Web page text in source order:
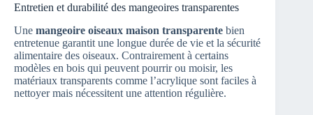
Entretien et durabilité des mangeoires transparentes
Une mangeoire oiseaux maison transparente bien
entretenue garantit une longue durée de vie et la sécurité
alimentaire des oiseaux. Contrairement à certains
modèles en bois qui peuvent pourrir ou moisir, les
matériaux transparents comme l’acrylique sont faciles à
nettoyer mais nécessitent une attention régulière.